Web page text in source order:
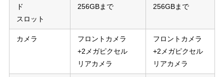
ド
スロット
256GBまで
256GBまで
カメラ
フロントカメラ
+2メガピクセル
リアカメラ
フロントカメラ
+2メガピクセル
リアカメラ